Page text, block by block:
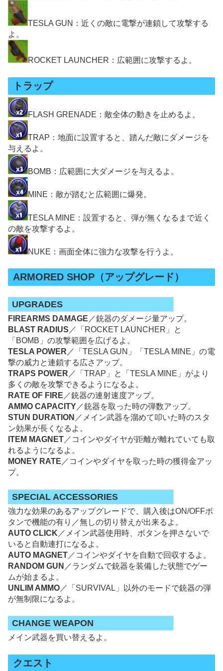
TESLA GUN：近くの敵に電撃が連鎖して攻撃する
よ。
ROCKET LAUNCHER：広範囲に攻撃するよ。
トラップ
FLASH GRENADE：敵全体の動きを止めるよ。
TRAP：地面に設置すると、踏んだ敵にダメージを
与えるよ。
BOMB：広範囲に大ダメージを与えるよ。
MINE：敵が踏むと広範囲に爆発。
TESLA MINE：設置すると、弾が無くなるまで近く
の敵を攻撃するよ。
NUKE：画面全体に強力な攻撃を行うよ。
ARMORED SHOP（アップグレード）
UPGRADES
FIREARMS DAMAGE ／銃器のダメージ量アップ。
BLAST RADIUS ／「ROCKET LAUNCHER」と
「BOMB」の攻撃範囲を広げるよ。
TESLA POWER ／「TESLA GUN」「TESLA MINE」の電
撃の威力と連鎖する広さアップ。
TRAPS POWER ／「TRAP」と「TESLA MINE」がより
多くの敵を攻撃できるようになるよ。
RATE OF FIRE ／銃器の連射速度アップ。
AMMO CAPACITY ／銃器を取った時の弾数アップ。
STUN DURATION ／メイン武器を溜めて叩いた時のスタ
ン効果が長くなるよ。
ITEM MAGNET／コインやダイヤが距離が離れていても取
れるようになるよ。
MONEY RATE ／コインやダイヤを取った時の獲得金アッ
プ。
SPECIAL ACCESSORIES
強力な効果のあるアップグレードで、購入後はON/OFFボ
タンで機能の有り／無しの切り替えが出来るよ。
AUTO CLICK ／メイン武器使用時、ボタンを押さないで
いると自動連打になるよ。
AUTO MAGNET ／コインやダイヤを自動で回収するよ。
RANDOM GUN ／ランダムで銃器を装備した状態でゲー
ムが始まるよ。
UNLIM AMMO ／「SURVIVAL」以外のモードで銃器の弾
が無制限になるよ。
CHANGE WEAPON
メイン武器を買い替えるよ。
クエスト